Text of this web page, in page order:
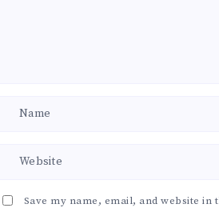
Save my name, email, and website